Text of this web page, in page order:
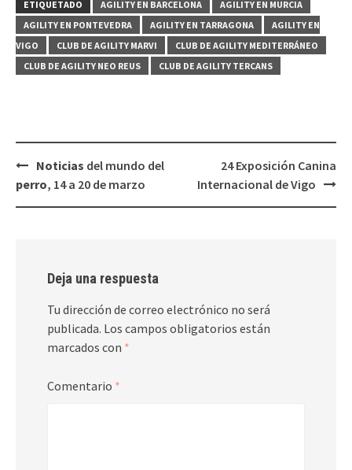
ETIQUETADO AGILITY EN BARCELONA
AGILITY EN MURCIA
AGILITY EN PONTEVEDRA
AGILITY EN TARRAGONA
AGILITY EN
VIGO
CLUB DE AGILITY MARVI
CLUB DE AGILITY MEDITERRÁNEO
CLUB DE AGILITY NEO REUS
CLUB DE AGILITY TERCANS
Navegación
de
entradas
Noticias del mundo del
perro, 14 a 20 de marzo
24 Exposición Canina
Internacional de Vigo
Deja una respuesta
Tu dirección de correo electrónico no será
publicada. Los campos obligatorios están
marcados con *
Comentario *